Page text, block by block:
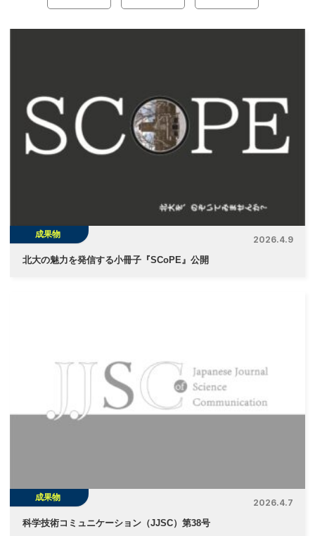
ー
シ
ョ
成果物
2026.4.9
北大の魅力を発信する小冊子『SCoPE』公開
成果物
2026.4.7
科学技術コミュニケーション（JJSC）第38号